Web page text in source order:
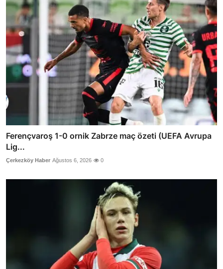
Ferençvaroş 1-0 ornik Zabrze maç özeti (UEFA Avrupa
Lig...
Çerkezköy Haber Ağustos 6, 2026 0